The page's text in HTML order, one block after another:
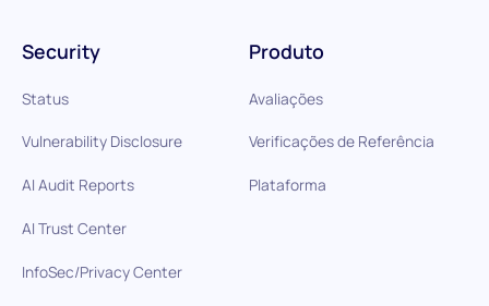
Produto
Avaliações
Verificações de Referência
Plataforma
Security
Status
Vulnerability Disclosure
AI Audit Reports
AI Trust Center
InfoSec/Privacy Center